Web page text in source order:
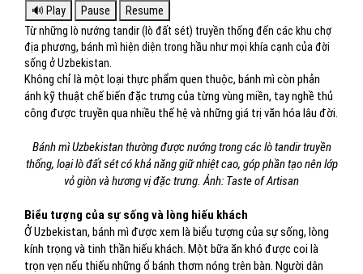
Từ những lò nướng tandir (lò đất sét) truyền thống đến các khu chợ
địa phương, bánh mì hiện diện trong hầu như mọi khía cạnh của đời
sống ở Uzbekistan.
Không chỉ là một loại thực phẩm quen thuộc, bánh mì còn phản
ánh kỹ thuật chế biến đặc trưng của từng vùng miền, tay nghề thủ
công được truyền qua nhiều thế hệ và những giá trị văn hóa lâu đời.
Bánh mì Uzbekistan thường được nướng trong các lò tandir truyền
thống, loại lò đất sét có khả năng giữ nhiệt cao, góp phần tạo nên lớp
vỏ giòn và hương vị đặc trưng. Ảnh: Taste of Artisan
Biểu tượng của sự sống và lòng hiếu khách
Ở Uzbekistan, bánh mì được xem là biểu tượng của sự sống, lòng
kính trọng và tinh thần hiếu khách. Một bữa ăn khó được coi là
trọn vẹn nếu thiếu những ổ bánh thơm nóng trên bàn. Người dân